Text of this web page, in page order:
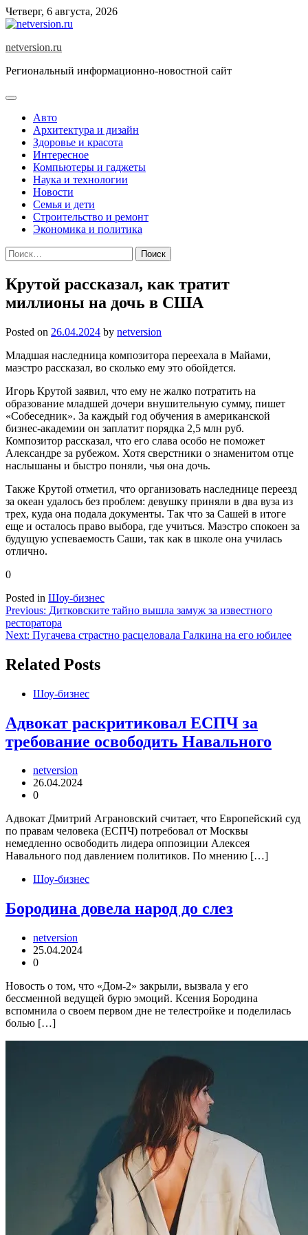
Skip
to
Четверг, 6 августа, 2026
netversion.ru
Региональный информационно-новостной сайт
Авто
Архитектура и дизайн
Здоровье и красота
Интересное
Компьютеры и гаджеты
Наука и технологии
Новости
Семья и дети
Строительство и ремонт
Экономика и политика
Найти:
Крутой рассказал, как тратит
миллионы на дочь в США
Posted on 26.04.2024 by netversion
Младшая наследница композитора переехала в Майами,
маэстро рассказал, во сколько ему это обойдется.
Игорь Крутой заявил, что ему не жалко потратить на
образование младшей дочери внушительную сумму, пишет
«Собеседник». За каждый год обучения в американской
бизнес-академии он заплатит порядка 2,5 млн руб.
Композитор рассказал, что его слава особо не поможет
Александре за рубежом. Хотя сверстники о знаменитом отце
наслышаны и быстро поняли, чья она дочь.
Также Крутой отметил, что организовать наследнице переезд
за океан удалось без проблем: девушку приняли в два вуза из
трех, куда она подала документы. Так что за Сашей в итоге
еще и осталось право выбора, где учиться. Маэстро спокоен за
будущую успеваемость Саши, так как в школе она училась
отлично.
0
Posted in Шоу-бизнес
Навигация
по
Previous: Дитковските тайно вышла замуж за известного
ресторатора
Next: Пугачева страстно расцеловала Галкина на его юбилее
Related Posts
Шоу-бизнес
Адвокат раскритиковал ЕСПЧ за
требование освободить Навального
netversion
26.04.2024
0
Адвокат Дмитрий Аграновский считает, что Европейский суд
по правам человека (ЕСПЧ) потребовал от Москвы
немедленно освободить лидера оппозиции Алексея
Навального под давлением политиков. По мнению […]
Шоу-бизнес
Бородина довела народ до слез
netversion
25.04.2024
0
Новость о том, что «Дом-2» закрыли, вызвала у его
бессменной ведущей бурю эмоций. Ксения Бородина
вспомнила о своем первом дне не телестройке и поделилась
болью […]